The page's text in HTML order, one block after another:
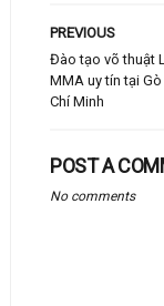
PREVIOUS
Đào tạo võ thuật
MMA uy tín tại Gò
Chí Minh
POST A
No comments